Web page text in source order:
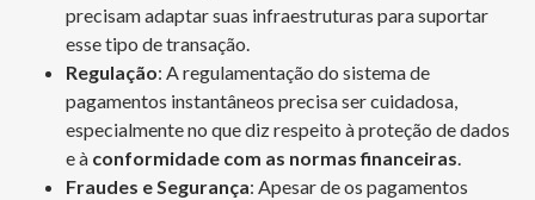
precisam adaptar suas infraestruturas para suportar
esse tipo de transação.
Regulação: A regulamentação do sistema de
pagamentos instantâneos precisa ser cuidadosa,
especialmente no que diz respeito à proteção de dados
e à conformidade com as normas financeiras.
Fraudes e Segurança: Apesar de os pagamentos